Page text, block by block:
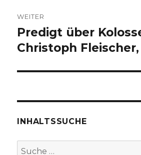
WEITER
Nächster
Beitrag:
Predigt über
Christoph Fleischer,
INHALTSSUCHE
Suche